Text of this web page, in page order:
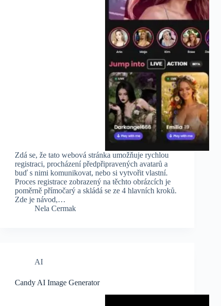
Zdá se, že tato webová stránka umožňuje rychlou
registraci, procházení předpřipravených avatarů a
buď s nimi komunikovat, nebo si vytvořit vlastní.
Proces registrace zobrazený na těchto obrázcích je
poměrně přímočarý a skládá se ze 4 hlavních kroků.
Zde je návod,…
Nela Cermak
AI
Candy AI Image Generator